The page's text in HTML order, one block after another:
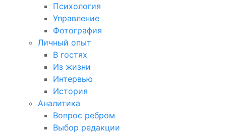
Психология
Управление
Фотография
Личный опыт
В гостях
Из жизни
Интервью
История
Аналитика
Вопрос ребром
Выбор редакции